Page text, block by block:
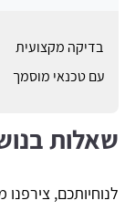
בדיקה מקצועית
עם טכנאי מוסמך
שאלות
לנוחיותכם,